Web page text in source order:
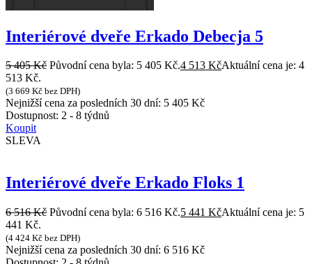
Interiérové dveře Erkado Debecja 5
5 405Kč Původní cena byla: 5 405 Kč.4 513 KčAktuální cena je: 4
513 Kč.
(3 669 Kč bez DPH)
Nejnižší cena za posledních 30 dní: 5 405 Kč
Dostupnost: 2 - 8 týdnů
Koupit
SLEVA
Interiérové dveře Erkado Floks 1
6 516Kč Původní cena byla: 6 516 Kč.5 441 KčAktuální cena je: 5
441 Kč.
(4 424 Kč bez DPH)
Nejnižší cena za posledních 30 dní: 6 516 Kč